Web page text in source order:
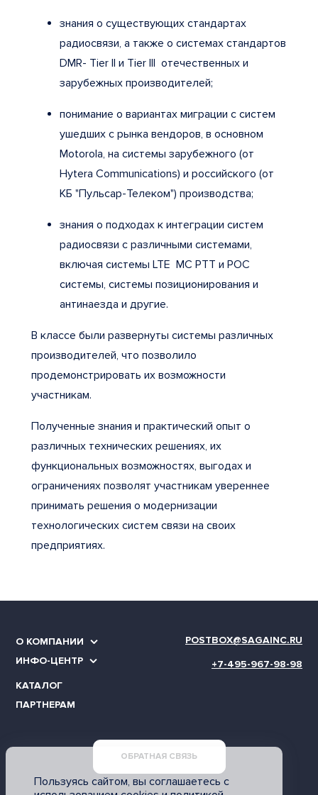
знания о существующих стандартах
радиосвязи, а также о системах стандартов
DMR- Tier II и Tier III отечественных и
зарубежных производителей;
понимание о вариантах миграции с систем
ушедших с рынка вендоров, в основном
Motorola, на системы зарубежного (от
Hytera Communications) и российского (от
КБ "Пульсар-Телеком") производства;
знания о подходах к интеграции систем
радиосвязи с различными системами,
включая системы LTE MC PTT и POC
системы, системы позиционирования и
антинаезда и другие.
В классе были развернуты системы различных
производителей, что позволило
продемонстрировать их возможности
участникам.
Полученные знания и практический опыт о
различных технических решениях, их
функциональных возможностях, выгодах и
ограничениях позволят участникам увереннее
принимать решения о модернизации
технологических систем связи на своих
предприятиях.
О КОМПАНИИ
ИНФО-ЦЕНТР
КАТАЛОГ
ПАРТНЕРАМ
POSTBOX@SAGAINC.RU
+7-495-967-98-98
ОБРАТНАЯ СВЯЗЬ
Пользуясь сайтом, вы соглашаетесь с